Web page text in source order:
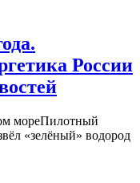
России
мореПилотный
«зелёный» водород